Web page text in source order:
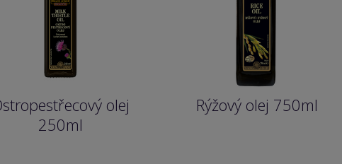
olej
250ml
Rýžový olej 750ml